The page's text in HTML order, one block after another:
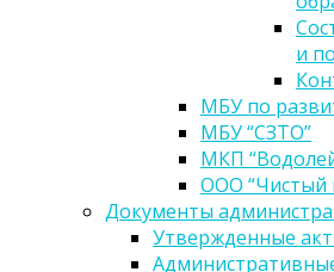
и
МБУ по
МБУ “СЗТО”
МКП
ООО “Чистый
Документы
Утвержденные